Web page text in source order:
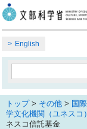
English
トップ> その他 > 国
学文化機関（ユネスコ
ネスコ信託基金